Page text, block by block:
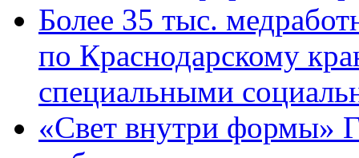
Более 35 тыс.
по Краснодарскому
специальными
«Свет внутри формы»